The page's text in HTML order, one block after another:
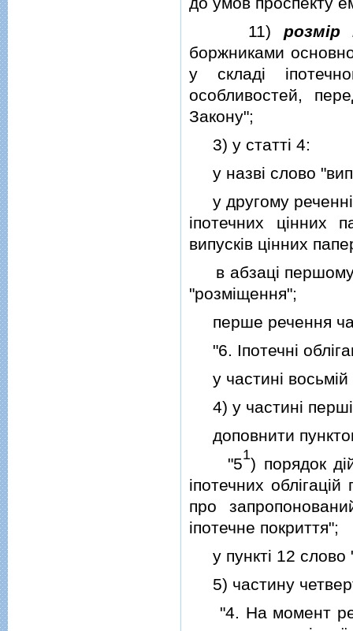
11) розмiр
боржниками
у складi
особливостей,
Закону";
3) у статтi 4:
у назвi слово
у другому реченнi
iпотечних цiнних
випускiв цiнних
в абзацi першому
"розмiщення";
перше речення
"6. Iпотечнi
у частинi восьмiй
4) у частинi
доповнити
"51) порядок
iпотечних облiгацiй
про
iпотечне покриття";
у пунктi 12 слово
5) частину
"4. На момент